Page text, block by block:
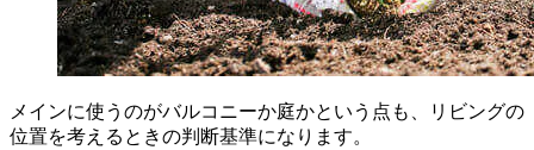
メインに使うのがバルコニーか庭かという点も、リビングの
位置を考えるときの判断基準になります。